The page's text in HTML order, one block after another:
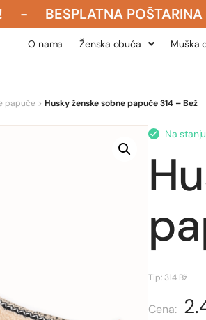
POŠTARINA
O nama Ženska obuća Muška
papuče > Husky ženske sobne papuče 314 – Bež
Na stanju
Tip: 314 Bž